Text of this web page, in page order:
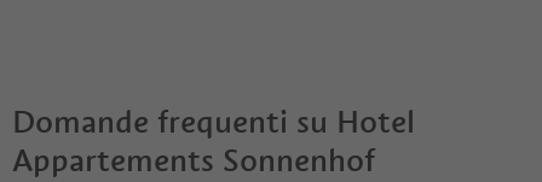
Domande frequenti su Hotel
Appartements Sonnenhof